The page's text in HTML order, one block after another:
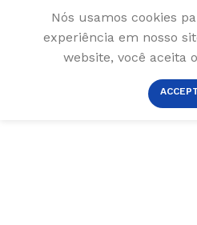
Nós usamos cookies
experiência em nosso
website, você aceita